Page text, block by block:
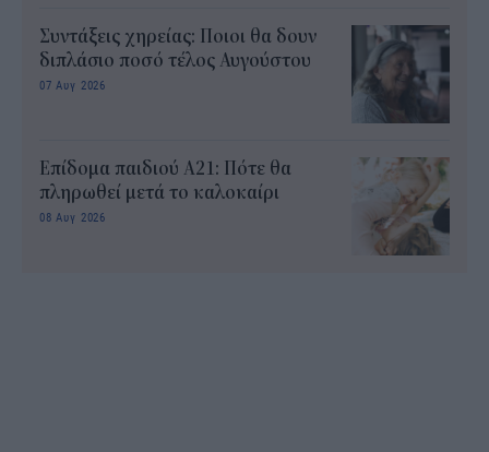
Συντάξεις χηρείας: Ποιοι θα δουν
διπλάσιο ποσό τέλος Αυγούστου
07 Αυγ 2026
Επίδομα παιδιού Α21: Πότε θα
πληρωθεί μετά το καλοκαίρι
08 Αυγ 2026